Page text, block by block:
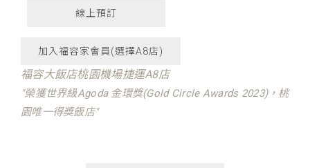
線上預訂
加入福容家會員(選擇A8店)
福容大飯店桃園機場捷運A8店
"榮獲世界級Agoda 金環獎(Gold Circle Awards 2023)，桃
園唯一得獎飯店"